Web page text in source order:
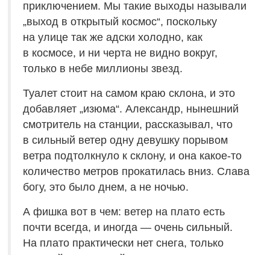
приключением. Мы такие выходы называли
„выход в открытый космос“, поскольку
на улице так же адски холодно, как
в космосе, и ни черта не видно вокруг,
только в небе миллионы звезд.
Туалет стоит на самом краю склона, и это
добавляет „изюма“. Александр, нынешний
смотритель на станции, рассказывал, что
в сильный ветер одну девушку порывом
ветра подтолкнуло к склону, и она какое-то
количество метров прокатилась вниз. Слава
богу, это было днем, а не ночью.
А фишка вот в чем: ветер на плато есть
почти всегда, и иногда — очень сильный.
На плато практически нет снега, только